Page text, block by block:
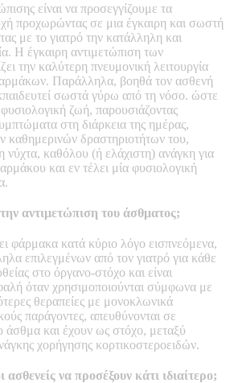
είναι να προσεγγίζουμε τα
προχωρώντας σε μια έγκαιρη και σωστή
με το γιατρό την κατάλληλη και
Η έγκαιρη αντιμετώπιση των
την καλύτερη πνευμονική λειτουργία
Παράλληλα, βοηθά τον ασθενή
σωστά γύρω από τη νόσο. ώστε
φυσιολογική ζωή, παρουσιάζοντας
στη διάρκεια της ημέρας,
καθημερινών δραστηριοτήτων του,
καθόλου (ή ελάχιστη) ανάγκη για
και εν τέλει μία φυσιολογική
αντιμετώπιση του άσθματος;
φάρμακα κατά κύριο λόγο εισπνεόμενα,
επιλεγμένων από τον γιατρό για κάθε
στο όργανο-στόχο και είναι
όταν χρησιμοποιούνται σύμφωνα με
θεραπείες με μονοκλωνικά
παράγοντες, απευθύνονται σε
άσθμα και έχουν ως στόχο, μεταξύ
χορήγησης κορτικοστεροειδών.
να προσέξουν κάτι ιδιαίτερο;